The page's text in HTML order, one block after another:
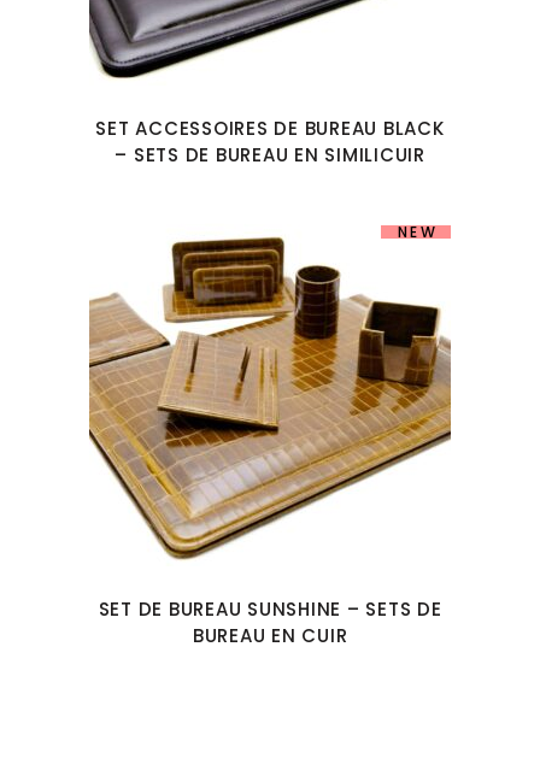
SET ACCESSOIRES DE BUREAU BLACK
– SETS DE BUREAU EN SIMILICUIR
NEW
SET DE BUREAU SUNSHINE – SETS DE
BUREAU EN CUIR